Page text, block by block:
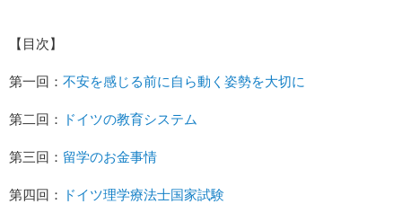
【目次】
第一回： 不安を感じる前に自ら動く姿勢を大切に
第二回： ドイツの教育システム
第三回： 留学のお金事情
第四回： ドイツ理学療法士国家試験